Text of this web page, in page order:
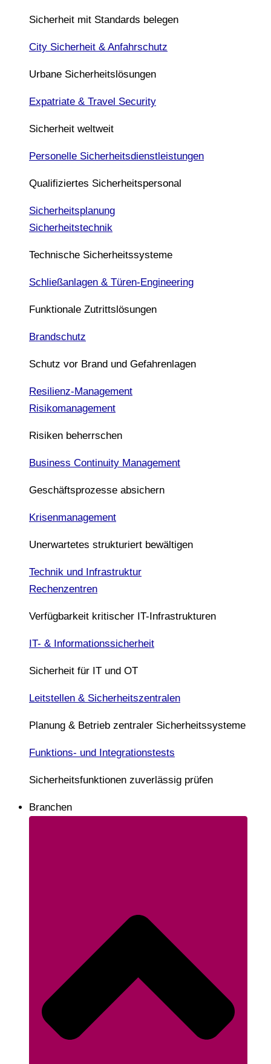
Sicherheit mit Standards belegen
City Sicherheit & Anfahrschutz
Urbane Sicherheitslösungen
Expatriate & Travel Security
Sicherheit weltweit
Personelle Sicherheitsdienstleistungen
Qualifiziertes Sicherheitspersonal
Sicherheitsplanung
Sicherheitstechnik
Technische Sicherheitssysteme
Schließanlagen & Türen-Engineering
Funktionale Zutrittslösungen
Brandschutz
Schutz vor Brand und Gefahrenlagen
Resilienz-Management
Risikomanagement
Risiken beherrschen
Business Continuity Management
Geschäftsprozesse absichern
Krisenmanagement
Unerwartetes strukturiert bewältigen
Technik und Infrastruktur
Rechenzentren
Verfügbarkeit kritischer IT-Infrastrukturen
IT- & Informationssicherheit
Sicherheit für IT und OT
Leitstellen & Sicherheitszentralen
Planung & Betrieb zentraler Sicherheitssysteme
Funktions- und Integrationstests
Sicherheitsfunktionen zuverlässig prüfen
Branchen